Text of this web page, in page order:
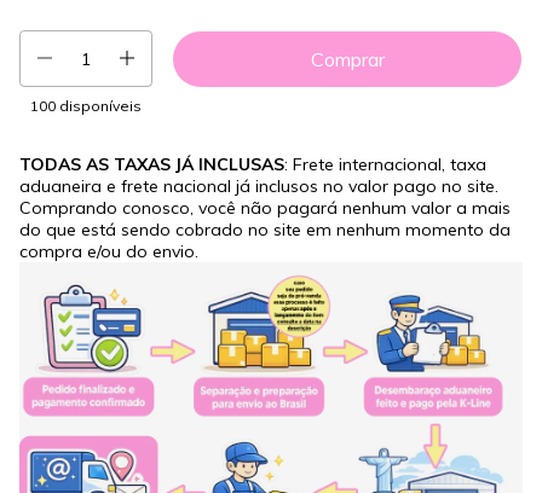
100 disponíveis
TODAS AS TAXAS JÁ INCLUSAS: Frete internacional, taxa
aduaneira e frete nacional já inclusos no valor pago no site.
Comprando conosco, você não pagará nenhum valor a mais
do que está sendo cobrado no site em nenhum momento da
compra e/ou do envio.